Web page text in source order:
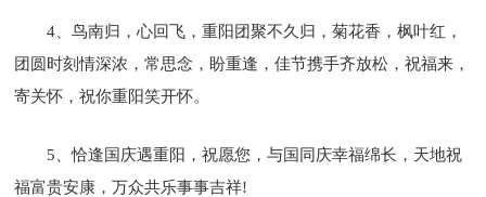
4、鸟南归，心回飞，重阳团聚不久归，菊花香，枫叶红，
团圆时刻情深浓，常思念，盼重逢，佳节携手齐放松，祝福来，
寄关怀，祝你重阳笑开怀。
5、恰逢国庆遇重阳，祝愿您，与国同庆幸福绵长，天地祝
福富贵安康，万众共乐事事吉祥!